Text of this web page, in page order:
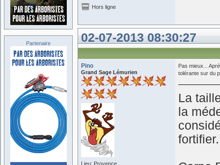
Hors ligne
02-07-2013 08:30:27
Pino
Grand Sage Lémurien
Lieu: Provence
Pas mieux...
tolérante sur du
La
la
Partenaire